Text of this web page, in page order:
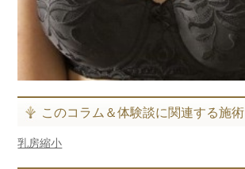
このコラム＆体験談に関連する施術
乳房縮小